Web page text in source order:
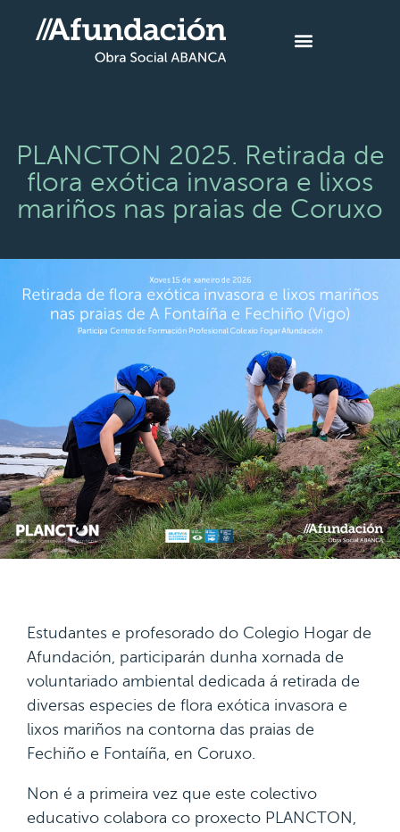
PLANCTON 2025. Retirada de
flora exótica invasora e lixos
mariños nas praias de Coruxo
Estudantes e profesorado do Colegio Hogar de
Afundación, participarán dunha xornada de
voluntariado ambiental dedicada á retirada de
diversas especies de flora exótica invasora e
lixos mariños na contorna das praias de
Fechiño e Fontaíña, en Coruxo.
Non é a primeira vez que este colectivo
educativo colabora co proxecto PLANCTON,